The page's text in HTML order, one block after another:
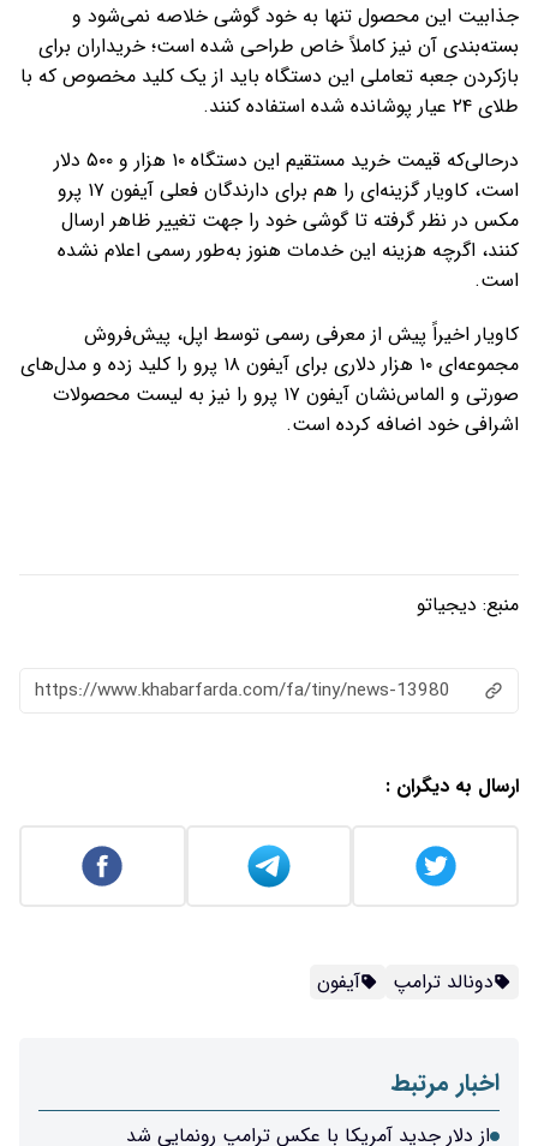
جذابیت این محصول تنها به خود گوشی خلاصه نمی‌شود و
بسته‌بندی آن نیز کاملاً خاص طراحی شده است؛ خریداران برای
بازکردن جعبه تعاملی این دستگاه باید از یک کلید مخصوص که با
طلای ۲۴ عیار پوشانده شده استفاده کنند.
درحالی‌که قیمت خرید مستقیم این دستگاه ۱۰ هزار و ۵۰۰ دلار
است، کاویار گزینه‌ای را هم برای دارندگان فعلی آیفون ۱۷ پرو
مکس در نظر گرفته تا گوشی خود را جهت تغییر ظاهر ارسال
کنند، اگرچه هزینه این خدمات هنوز به‌طور رسمی اعلام نشده
است.
کاویار اخیراً پیش از معرفی رسمی توسط اپل، پیش‌فروش
مجموعه‌ای ۱۰ هزار دلاری برای آیفون ۱۸ پرو را کلید زده و مدل‌های
صورتی و الماس‌نشان آیفون ۱۷ پرو را نیز به لیست محصولات
اشرافی خود اضافه کرده است.
منبع: دیجیاتو
https://www.khabarfarda.com/fa/tiny/news-13980
ارسال به دیگران :
دونالد ترامپ آیفون
اخبار مرتبط
از دلار جدید آمریکا با عکس ترامپ رونمایی شد